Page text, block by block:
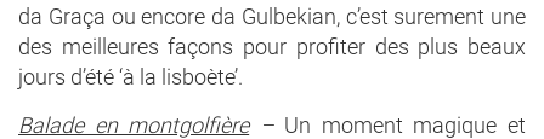
da Graça ou encore da Gulbekian, c’est surement une
des meilleures façons pour profiter des plus beaux
jours d’été ‘à la lisboète’.
Balade en montgolfière– Un moment magique et